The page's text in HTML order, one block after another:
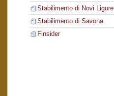
Stabilimento di Novi Ligure
Stabilimento di Savona
Finsider